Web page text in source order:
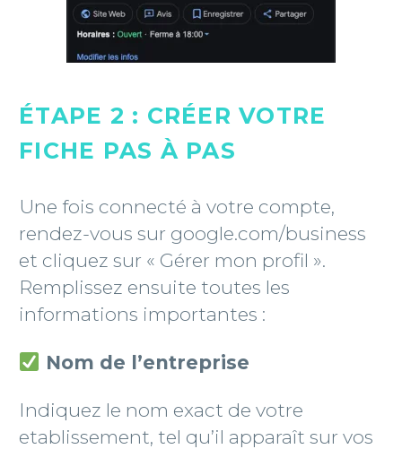
ÉTAPE 2 : CRÉER VOTRE
FICHE PAS À PAS
Une fois connecté à votre compte,
rendez-vous sur google.com/business
et cliquez sur « Gérer mon profil ».
Remplissez ensuite toutes les
informations importantes :
Nom de l’entreprise
Indiquez le nom exact de votre
etablissement, tel qu’il apparaît sur vos